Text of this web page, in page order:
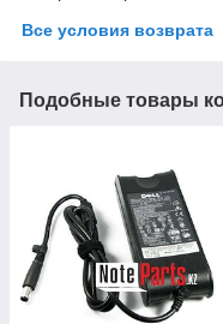
Все условия возврата
Подобные товары